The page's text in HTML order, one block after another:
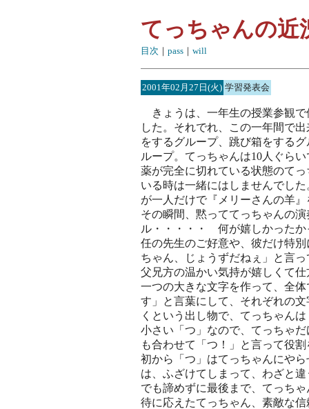
てっちゃんの近
目次 ｜ pass ｜ will
2001年02月27日(火) 学習発表会
きょうは、一年生の授業参観で
した。それでれ、この一年間で
をするグループ、跳び箱をする
ループ。てっちゃんは10人ぐら
薬が完全に切れている状態のて
いる時は一緒にはしませんでし
が一人だけで『メリーさんの羊
その瞬間、黙っててっちゃんの
ル・・・・・ 何が嬉しかったか
任の先生のご好意や、彼だけ特
ちゃん、じょうずだねぇ」と言
父兄方の温かい気持が嬉しくて
一つの大きな文字を作って、全
す」と言葉にして、それぞれの
くという出し物で、てっちゃん
小さい「つ」なので、てっちゃ
も合わせて「つ！」と言って役
初から「つ」はてっちゃんにや
は、ふざけてしまって、わざと
でも諦めずに最後まで、てっち
待に応えたてっちゃん、素敵な